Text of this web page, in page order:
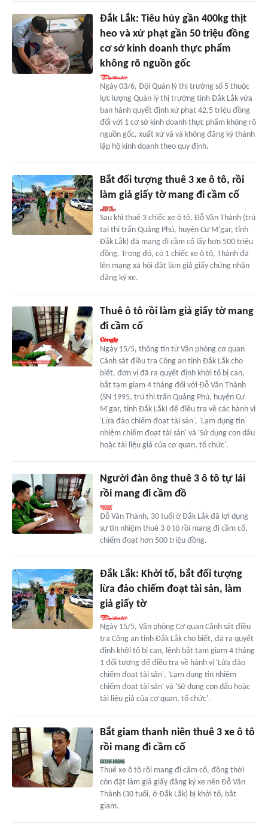
Đắk Lắk: Tiêu hủy gần 400kg thịt
heo và xử phạt gần 50 triệu đồng
cơ sở kinh doanh thực phẩm
không rõ nguồn gốc
Ngày 03/6, Đội Quản lý thị trường số 5 thuộc
lực lượng Quản lý thị trường tỉnh Đắk Lắk vừa
ban hành quyết định xử phạt 42,5 triệu đồng
đối với 1 cơ sở kinh doanh thực phẩm không rõ
nguồn gốc, xuất xứ và và không đăng ký thành
lập hộ kinh doanh theo quy định.
Bắt đối tượng thuê 3 xe ô tô, rồi
làm giả giấy tờ mang đi cầm cố
Sau khi thuê 3 chiếc xe ô tô, Đỗ Văn Thành (trú
tại thị trấn Quảng Phú, huyện Cư M'gar, tỉnh
Đắk Lắk) đã mang đi cầm cố lấy hơn 500 triệu
đồng. Trong đó, có 1 chiếc xe ô tô, Thành đã
lên mạng xã hội đặt làm giả giấy chứng nhận
đăng ký xe.
Thuê ô tô rồi làm giả giấy tờ mang
đi cầm cố
Ngày 15/5, thông tin từ Văn phòng cơ quan
Cảnh sát điều tra Công an tỉnh Đắk Lắk cho
biết, đơn vị đã ra quyết định khởi tố bị can,
bắt tạm giam 4 tháng đối với Đỗ Văn Thành
(SN 1995, trú thị trấn Quảng Phú, huyện Cư
M'gar, tỉnh Đắk Lắk) để điều tra về các hành vi
'Lừa đảo chiếm đoạt tài sản', 'Lạm dụng tín
nhiệm chiếm đoạt tài sản' và 'Sử dụng con dấu
hoặc tài liệu giả của cơ quan, tổ chức'.
Người đàn ông thuê 3 ô tô tự lái
rồi mang đi cầm đồ
Đỗ Văn Thành, 30 tuổi ở Đắk Lắk đã lợi dụng
sự tín nhiệm thuê 3 ô tô rồi mang đi cầm cố,
chiếm đoạt hơn 500 triệu đồng.
Đắk Lắk: Khởi tố, bắt đối tượng
lừa đảo chiếm đoạt tài sản, làm
giả giấy tờ
Ngày 15/5, Văn phòng Cơ quan Cảnh sát điều
tra Công an tỉnh Đắk Lắk cho biết, đã ra quyết
định khởi tố bị can, lệnh bắt tạm giam 4 tháng
1 đối tượng để điều tra về hành vi 'Lừa đảo
chiếm đoạt tài sản', 'Lạm dụng tín nhiệm
chiếm đoạt tài sản' và 'Sử dụng con dấu hoặc
tài liệu giả của cơ quan, tổ chức'.
Bắt giam thanh niên thuê 3 xe ô tô
rồi mang đi cầm cố
Thuê xe ô tô rồi mang đi cầm cố, đồng thời
còn đặt làm giả giấy đăng ký xe nên Đỗ Văn
Thành (30 tuổi, ở Đắk Lắk) bị khởi tố, bắt
giam.